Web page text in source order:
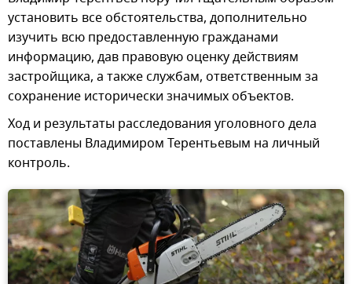
установить все обстоятельства, дополнительно
изучить всю предоставленную гражданами
информацию, дав правовую оценку действиям
застройщика, а также службам, ответственным за
сохранение исторически значимых объектов.
Ход и результаты расследования уголовного дела
поставлены Владимиром Терентьевым на личный
контроль.